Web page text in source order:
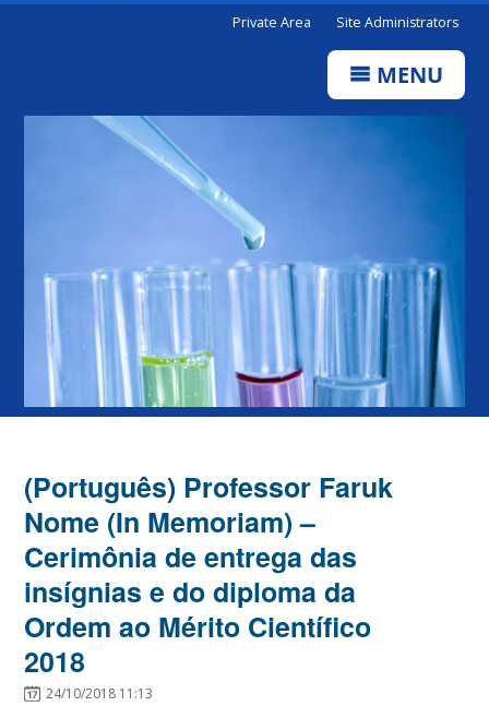
Private Area Site Administrators
MENU
(Português) Professor Faruk
Nome (In Memoriam) –
Cerimônia de entrega das
insígnias e do diploma da
Ordem ao Mérito Científico
2018
24/10/2018 11:13